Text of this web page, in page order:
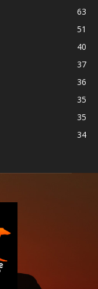
63
51
40
37
36
35
35
34